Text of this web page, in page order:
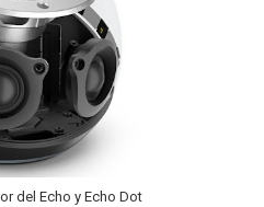
del Echo y Echo Dot